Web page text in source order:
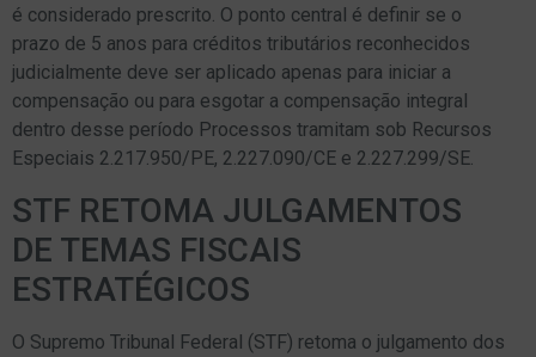
é considerado prescrito. O ponto central é definir se o
prazo de 5 anos para créditos tributários reconhecidos
judicialmente deve ser aplicado apenas para iniciar a
compensação ou para esgotar a compensação integral
dentro desse período Processos tramitam sob Recursos
Especiais 2.217.950/PE, 2.227.090/CE e 2.227.299/SE.
STF RETOMA JULGAMENTOS
DE TEMAS FISCAIS
ESTRATÉGICOS
O Supremo Tribunal Federal (STF) retoma o julgamento dos